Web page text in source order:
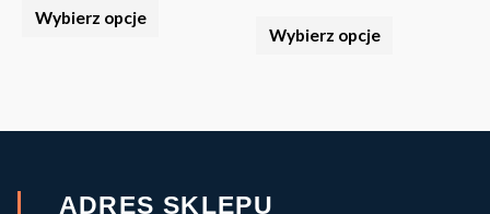
Wybierz opcje
Wybierz opcje
ADRES SKLEPU